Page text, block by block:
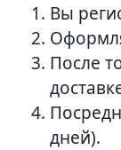
Вы
После
дней).